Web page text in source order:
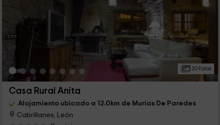
20 Fotos
Casa Rural Anita
Alojamiento ubicado a 12.0km de Murias De Paredes
Cabrillanes, León